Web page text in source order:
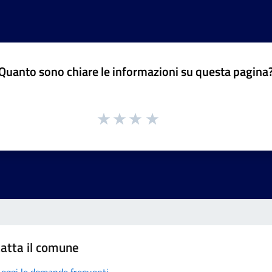
sono chiare le informazioni su questa
il comune